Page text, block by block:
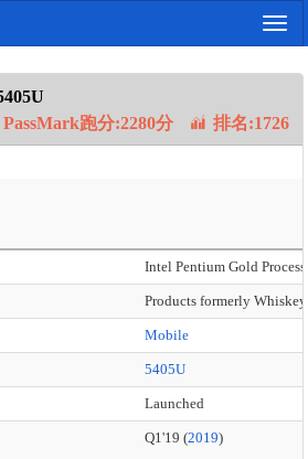
PassMark跑分:2280分
排名:1726
Intel Pentium Gold
Products formerly
Mobile
5405U
Launched
Q1'19 (2019)